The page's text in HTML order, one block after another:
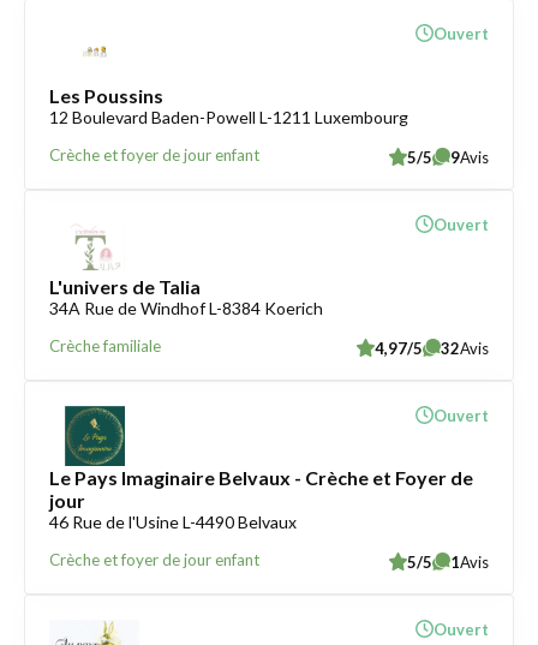
Les Poussins
12 Boulevard Baden-Powell L-1211 Luxembourg
Crèche et foyer de jour enfant
Ouvert
5/5 9Avis
L'univers de Talia
34A Rue de Windhof L-8384 Koerich
Crèche familiale
Ouvert
4,97/5 32Avis
Le Pays Imaginaire Belvaux - Crèche et Foyer de
jour
46 Rue de l'Usine L-4490 Belvaux
Crèche et foyer de jour enfant
Ouvert
5/5 1Avis
Ouvert